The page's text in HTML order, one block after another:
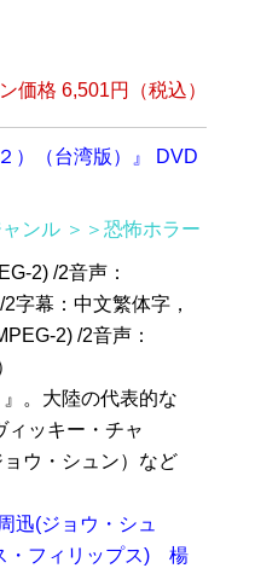
価格 6,501円（税込）
）（台湾版）』 DVD
ャンル ＞＞恐怖ホラー
2) /2音声：
字幕：中文繁体字，
2) /2音声：
。大陸の代表的な
ィッキー・チャ
ウ・シュン）など
周迅(ジョウ・シュ
・フィリップス)
楊